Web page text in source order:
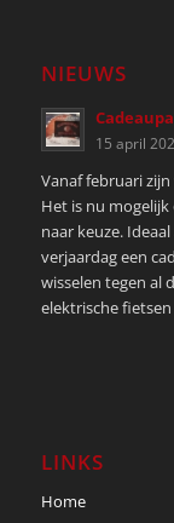
NIEUWS
15 april
Vanaf februari
Het is nu
naar keuze.
verjaardag een
wisselen tegen al
elektrische
LINKS
Home